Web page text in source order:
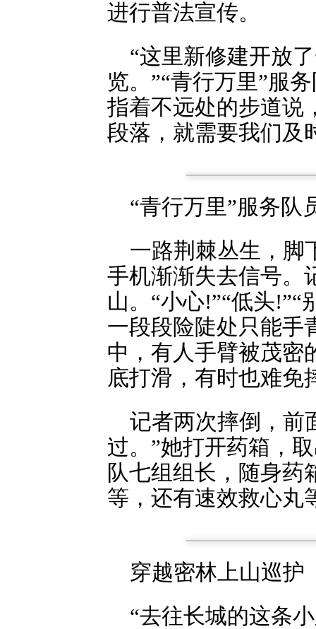
进行普法宣传。
“这里新修建开放
览。”“青行万里”服
指着不远处的步道说
段落，就需要我们及
“青行万里”服务队
一路荆棘丛生，脚
手机渐渐失去信号。
山。“小心!”“低头
一段段险陡处只能手
中，有人手臂被茂密
底打滑，有时也难免
记者两次摔倒，前
过。”她打开药箱，
队七组组长，随身药
等，还有速效救心丸
穿越密林上山巡护
“去往长城的这条